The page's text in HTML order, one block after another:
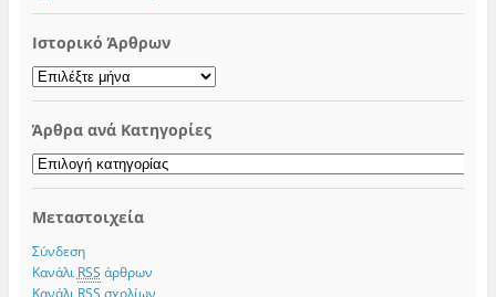
Ιστορικό Άρθρων
Ιστορικό
Άρθρων
Άρθρα ανά Κατηγορίες
Άρθρα
ανά
Μεταστοιχεία
Σύνδεση
Κανάλι RSS άρθρων
Κανάλι RSS σχολίων